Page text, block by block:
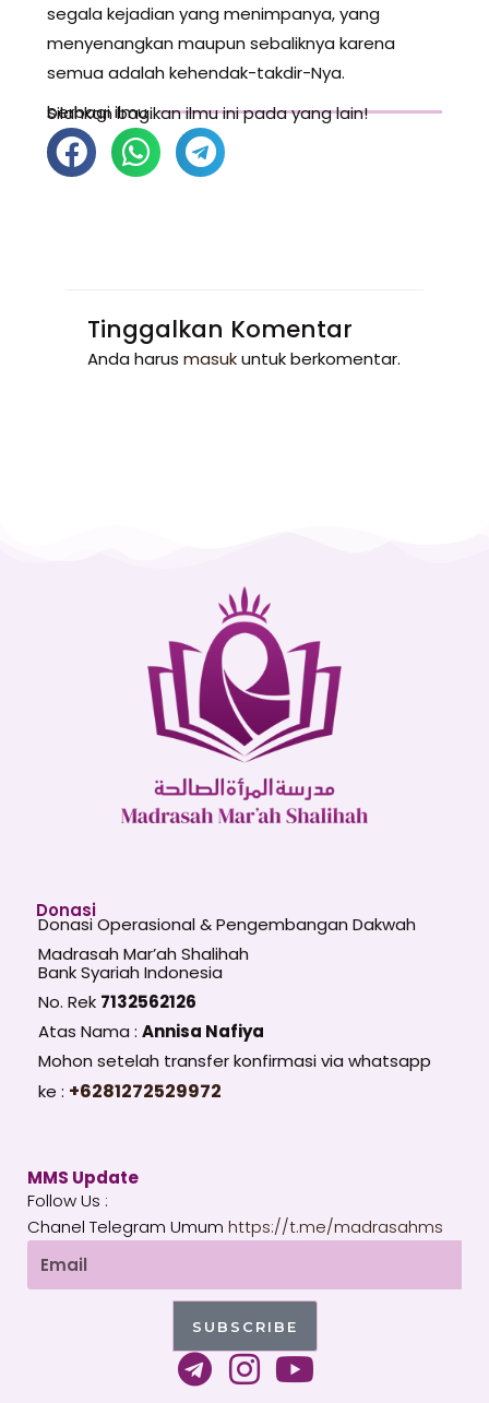
segala kejadian yang menimpanya, yang
menyenangkan maupun sebaliknya karena
semua adalah kehendak-takdir-Nya.
berbagi ilmu
Silahkan bagikan ilmu ini pada yang lain!
Tinggalkan Komentar
Anda harus masukuntuk berkomentar.
Donasi
Donasi Operasional & Pengembangan Dakwah
Madrasah Mar’ah Shalihah
Bank Syariah Indonesia
No. Rek 7132562126
Atas Nama : Annisa Nafiya
Mohon setelah transfer konfirmasi via whatsapp
ke : +6281272529972
MMS Update
Follow Us :
Chanel Telegram Umum https://t.me/madrasahms
Email
SUBSCRIBE
T I Y